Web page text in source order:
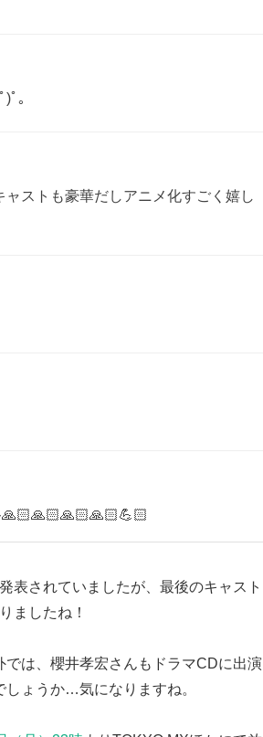
ﾟ。
ストも豪華だしアニメ化すごく嬉し
表されていましたが、最後のキャスト
ましたね！
は、櫻井孝宏さんもドラマCDに出演
ょうか…気になりますね。